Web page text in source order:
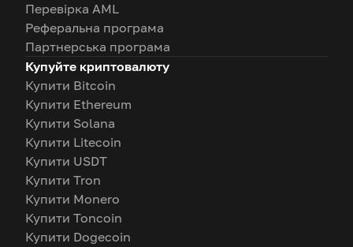
Перевірка AML
Реферальна програма
Партнерська програма
Купуйте криптовалюту
Купити Bitcoin
Купити Ethereum
Купити Solana
Купити Litecoin
Купити USDT
Купити Tron
Купити Monero
Купити Toncoin
Купити Dogecoin